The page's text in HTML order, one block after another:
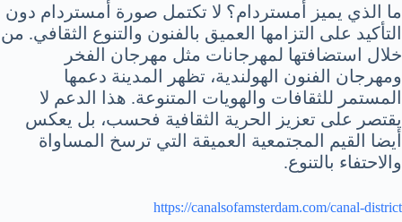
ما الذي يميز أمستردام؟ لا تكتمل صورة أمستردام دون
التأكيد على التزامها العميق بالفنون والتنوع الثقافي. من
خلال استضافتها لمهرجانات مثل مهرجان الفخر
ومهرجان الفنون الهولندية، تظهر المدينة دعمها
المستمر للثقافات والهويات المتنوعة. هذا الدعم لا
يقتصر على تعزيز الحرية الثقافية فحسب، بل يعكس
أيضا القيم المجتمعية العميقة التي ترسخ المساواة
والاحتفاء بالتنوع.
https://canalsofamsterdam.com/canal-district